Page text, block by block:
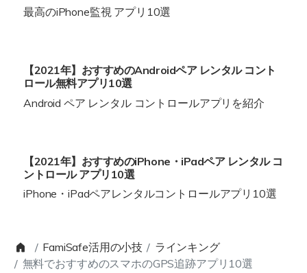
最高のiPhone監視 アプリ10選
【2021年】おすすめのAndroidペア レンタル コント
ロール無料アプリ10選
Android ペア レンタル コントロールアプリを紹介
【2021年】おすすめのiPhone・iPadペア レンタル コ
ントロール アプリ10選
iPhone・iPadペアレンタルコントロールアプリ10選
FamiSafe活用の小技
ラインキング
無料でおすすめのスマホのGPS追跡アプリ10選